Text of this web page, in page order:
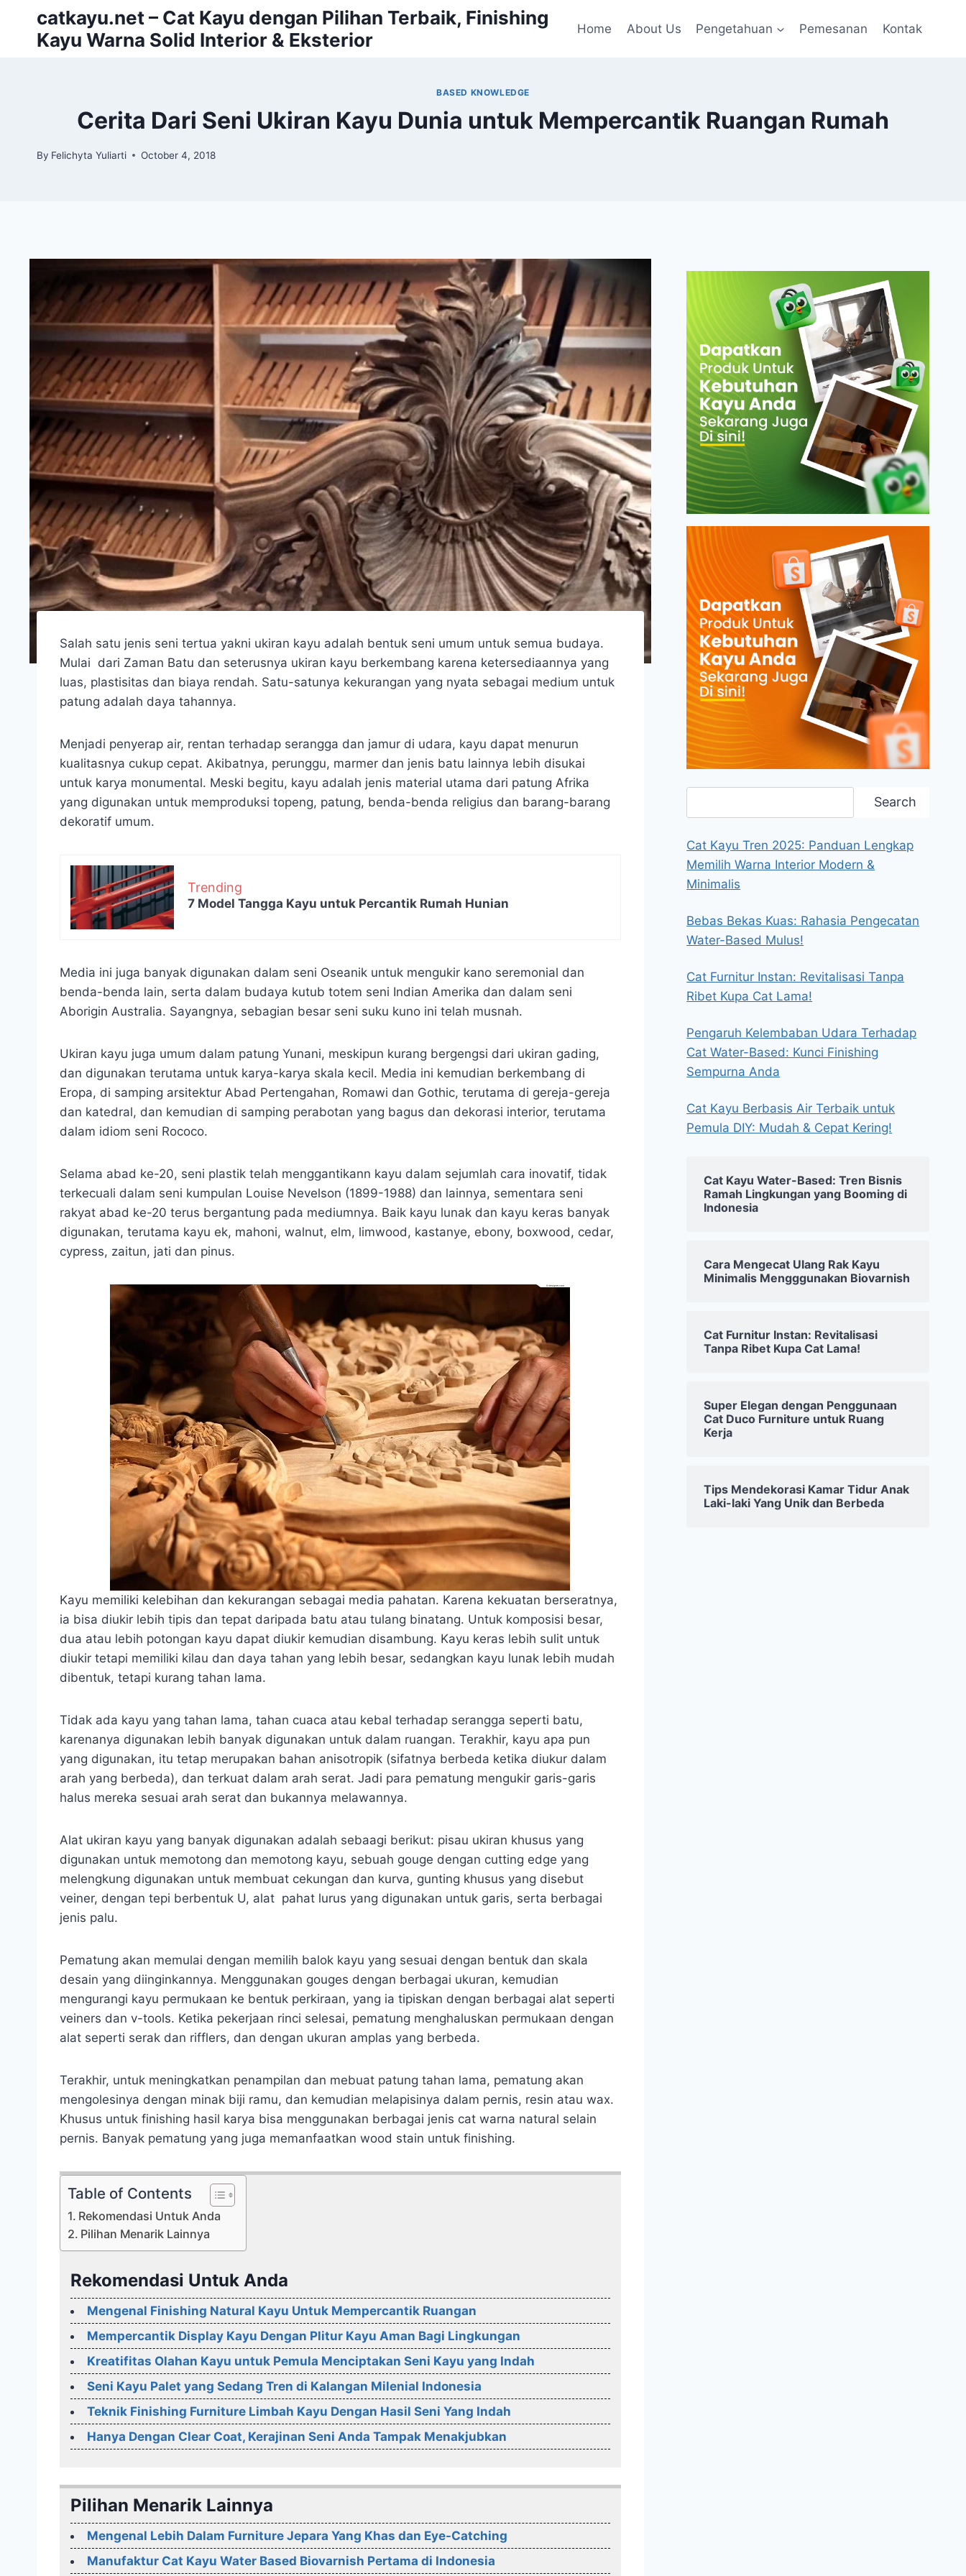
content
catkayu.net – Cat Kayu dengan Pilihan Terbaik, Finishing
Kayu Warna Solid Interior & Eksterior
Home About Us Pengetahuan Pemesanan Kontak
BASED KNOWLEDGE
Cerita Dari Seni Ukiran Kayu Dunia untuk Mempercantik Ruangan Rumah
By Felichyta Yuliarti October 4, 2018
Salah satu jenis seni tertua yakni ukiran kayu adalah bentuk seni umum untuk semua budaya.
Mulai dari Zaman Batu dan seterusnya ukiran kayu berkembang karena ketersediaannya yang
luas, plastisitas dan biaya rendah. Satu-satunya kekurangan yang nyata sebagai medium untuk
patung adalah daya tahannya.
Menjadi penyerap air, rentan terhadap serangga dan jamur di udara, kayu dapat menurun
kualitasnya cukup cepat. Akibatnya, perunggu, marmer dan jenis batu lainnya lebih disukai
untuk karya monumental. Meski begitu, kayu adalah jenis material utama dari patung Afrika
yang digunakan untuk memproduksi topeng, patung, benda-benda religius dan barang-barang
dekoratif umum.
Trending
7 Model Tangga Kayu untuk Percantik Rumah Hunian
Media ini juga banyak digunakan dalam seni Oseanik untuk mengukir kano seremonial dan
benda-benda lain, serta dalam budaya kutub totem seni Indian Amerika dan dalam seni
Aborigin Australia. Sayangnya, sebagian besar seni suku kuno ini telah musnah.
Ukiran kayu juga umum dalam patung Yunani, meskipun kurang bergengsi dari ukiran gading,
dan digunakan terutama untuk karya-karya skala kecil. Media ini kemudian berkembang di
Eropa, di samping arsitektur Abad Pertengahan, Romawi dan Gothic, terutama di gereja-gereja
dan katedral, dan kemudian di samping perabotan yang bagus dan dekorasi interior, terutama
dalam idiom seni Rococo.
Selama abad ke-20, seni plastik telah menggantikann kayu dalam sejumlah cara inovatif, tidak
terkecuali dalam seni kumpulan Louise Nevelson (1899-1988) dan lainnya, sementara seni
rakyat abad ke-20 terus bergantung pada mediumnya. Baik kayu lunak dan kayu keras banyak
digunakan, terutama kayu ek, mahoni, walnut, elm, limwood, kastanye, ebony, boxwood, cedar,
cypress, zaitun, jati dan pinus.
Kayu memiliki kelebihan dan kekurangan sebagai media pahatan. Karena kekuatan berseratnya,
ia bisa diukir lebih tipis dan tepat daripada batu atau tulang binatang. Untuk komposisi besar,
dua atau lebih potongan kayu dapat diukir kemudian disambung. Kayu keras lebih sulit untuk
diukir tetapi memiliki kilau dan daya tahan yang lebih besar, sedangkan kayu lunak lebih mudah
dibentuk, tetapi kurang tahan lama.
Tidak ada kayu yang tahan lama, tahan cuaca atau kebal terhadap serangga seperti batu,
karenanya digunakan lebih banyak digunakan untuk dalam ruangan. Terakhir, kayu apa pun
yang digunakan, itu tetap merupakan bahan anisotropik (sifatnya berbeda ketika diukur dalam
arah yang berbeda), dan terkuat dalam arah serat. Jadi para pematung mengukir garis-garis
halus mereka sesuai arah serat dan bukannya melawannya.
Alat ukiran kayu yang banyak digunakan adalah sebaagi berikut: pisau ukiran khusus yang
digunakan untuk memotong dan memotong kayu, sebuah gouge dengan cutting edge yang
melengkung digunakan untuk membuat cekungan dan kurva, gunting khusus yang disebut
veiner, dengan tepi berbentuk U, alat pahat lurus yang digunakan untuk garis, serta berbagai
jenis palu.
Pematung akan memulai dengan memilih balok kayu yang sesuai dengan bentuk dan skala
desain yang diinginkannya. Menggunakan gouges dengan berbagai ukuran, kemudian
mengurangi kayu permukaan ke bentuk perkiraan, yang ia tipiskan dengan berbagai alat seperti
veiners dan v-tools. Ketika pekerjaan rinci selesai, pematung menghaluskan permukaan dengan
alat seperti serak dan rifflers, dan dengan ukuran amplas yang berbeda.
Terakhir, untuk meningkatkan penampilan dan mebuat patung tahan lama, pematung akan
mengolesinya dengan minak biji ramu, dan kemudian melapisinya dalam pernis, resin atau wax.
Khusus untuk finishing hasil karya bisa menggunakan berbagai jenis cat warna natural selain
pernis. Banyak pematung yang juga memanfaatkan wood stain untuk finishing.
Table of Contents
Rekomendasi Untuk Anda
Pilihan Menarik Lainnya
Rekomendasi Untuk Anda
Mengenal Finishing Natural Kayu Untuk Mempercantik Ruangan
Mempercantik Display Kayu Dengan Plitur Kayu Aman Bagi Lingkungan
Kreatifitas Olahan Kayu untuk Pemula Menciptakan Seni Kayu yang Indah
Seni Kayu Palet yang Sedang Tren di Kalangan Milenial Indonesia
Teknik Finishing Furniture Limbah Kayu Dengan Hasil Seni Yang Indah
Hanya Dengan Clear Coat, Kerajinan Seni Anda Tampak Menakjubkan
Pilihan Menarik Lainnya
Mengenal Lebih Dalam Furniture Jepara Yang Khas dan Eye-Catching
Manufaktur Cat Kayu Water Based Biovarnish Pertama di Indonesia
Search
Cat Kayu Tren 2025: Panduan Lengkap
Memilih Warna Interior Modern &
Minimalis
Bebas Bekas Kuas: Rahasia Pengecatan
Water-Based Mulus!
Cat Furnitur Instan: Revitalisasi Tanpa
Ribet Kupa Cat Lama!
Pengaruh Kelembaban Udara Terhadap
Cat Water-Based: Kunci Finishing
Sempurna Anda
Cat Kayu Berbasis Air Terbaik untuk
Pemula DIY: Mudah & Cepat Kering!
Cat Kayu Water-Based: Tren Bisnis
Ramah Lingkungan yang Booming di
Indonesia
Cara Mengecat Ulang Rak Kayu
Minimalis Mengggunakan Biovarnish
Cat Furnitur Instan: Revitalisasi
Tanpa Ribet Kupa Cat Lama!
Super Elegan dengan Penggunaan
Cat Duco Furniture untuk Ruang
Kerja
Tips Mendekorasi Kamar Tidur Anak
Laki-laki Yang Unik dan Berbeda